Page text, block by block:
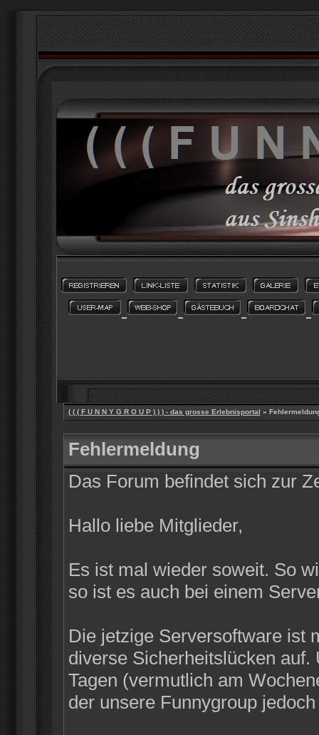
( ( ( F U N N Y G R O U P ) ) ) - das grosse Erlebnisportal »
Fehlermeldung
Das Forum befindet sich zur
Hallo liebe Mitglieder,
Es ist mal wieder soweit. So
so ist es auch bei einem
Die jetzige Serversoftware ist
diverse Sicherheitslücken
Tagen (vermutlich am
der unsere Funnygroup